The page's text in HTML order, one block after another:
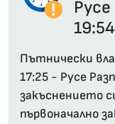
Пътнически
17:25 - Русе
закъснението
първоначално